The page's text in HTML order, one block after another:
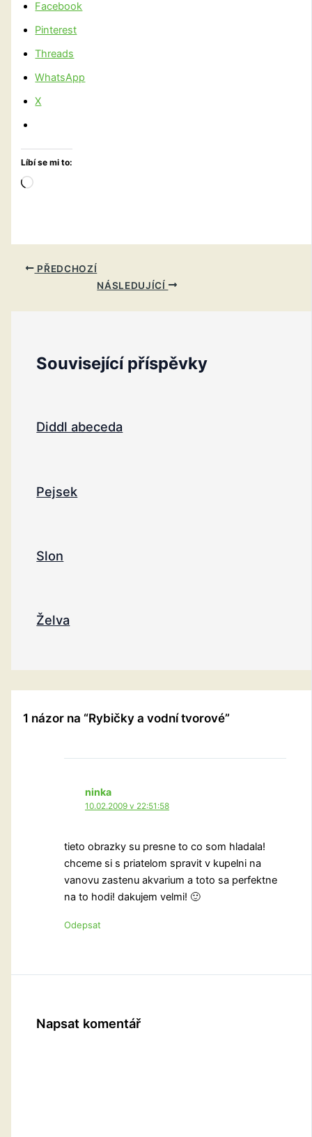
Facebook
Pinterest
Threads
WhatsApp
X
Líbí se mi to:
Načítání…
PŘEDCHOZÍ
NÁSLEDUJÍCÍ
Související příspěvky
Diddl abeceda
Pejsek
Slon
Želva
1 názor na “Rybičky a vodní tvorové”
ninka
10.02.2009 v 22:51:58
tieto obrazky su presne to co som hladala!
chceme si s priatelom spravit v kupelni na
vanovu zastenu akvarium a toto sa perfektne
na to hodi! dakujem velmi! 🙂
Odepsat
Napsat komentář